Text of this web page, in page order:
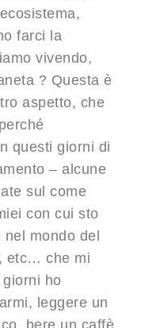
farci la
vivendo,
? Questa è
aspetto, che
questi giorni di
– alcune
sul come
con cui sto
mondo del
etc… che mi
ho
leggere un
bere un caffè